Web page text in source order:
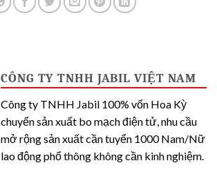
CÔNG TY TNHH JABIL VIỆT NAM
Công ty TNHH Jabil 100% vốn Hoa Kỳ
chuyển sản xuất bo mạch điện tử, nhu cầu
mở rộng sản xuất cần tuyển 1000 Nam/Nữ
lao động phổ thông không cần kinh nghiệm.